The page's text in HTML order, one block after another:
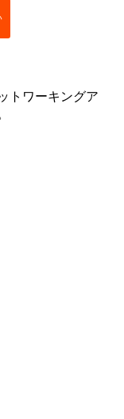
トワーキングア